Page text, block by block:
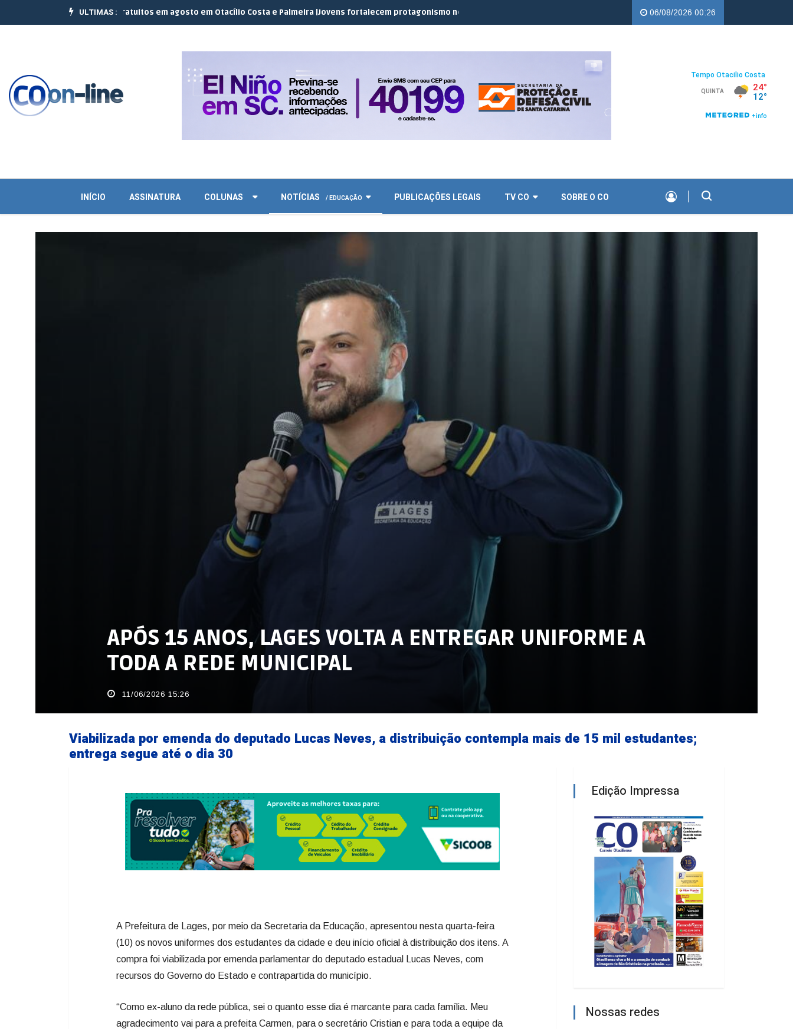
ULTIMAS :
10 cursos gratuitos em agosto em Otacílio Costa e Palmeira | Jovens fortalecem protagonismo no campo em encontro do JEC Copercampos | Troco Solidário da Copercampos deixa legado
06/08/2026 00:26
INÍCIO ASSINATURA COLUNAS NOTÍCIAS / EDUCAÇÃO PUBLICAÇÕES LEGAIS TV CO SOBRE O CO
APÓS 15 ANOS, LAGES VOLTA A ENTREGAR UNIFORME A
TODA A REDE MUNICIPAL
11/06/2026 15:26
Viabilizada por emenda do deputado Lucas Neves, a distribuição contempla mais de 15 mil estudantes;
entrega segue até o dia 30
A Prefeitura de Lages, por meio da Secretaria da Educação, apresentou nesta quarta-feira
(10) os novos uniformes dos estudantes da cidade e deu início oficial à distribuição dos itens. A
compra foi viabilizada por emenda parlamentar do deputado estadual Lucas Neves, com
recursos do Governo do Estado e contrapartida do município.
“Como ex-aluno da rede pública, sei o quanto esse dia é marcante para cada família. Meu
agradecimento vai para a prefeita Carmen, para o secretário Cristian e para toda a equipe da
Edição Impressa
Nossas redes